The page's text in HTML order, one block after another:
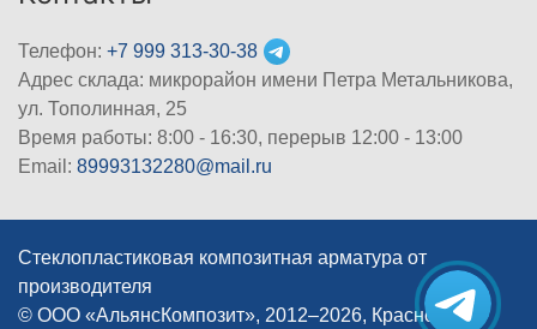
Телефон: +7 999 313-30-38
Адрес склада: микрорайон имени Петра Метальникова,
ул. Тополинная, 25
Время работы: 8:00 - 16:30, перерыв 12:00 - 13:00
Email: 89993132280@mail.ru
Стеклопластиковая композитная арматура от
производителя
© ООО «АльянсКомпозит», 2012–2026, Краснодар